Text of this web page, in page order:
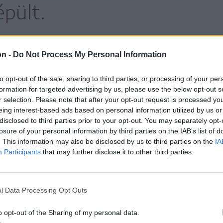
- Do Not Process My Personal Information
opt-out of the sale, sharing to third parties, or processing of your
for targeted advertising by us, please use the below opt-out
selection. Please note that after your opt-out request is processed
interest-based ads based on personal information utilized by us
to third parties prior to your opt-out. You may separately
of your personal information by third parties on the IAB’s list of
This information may also be disclosed by us to third parties on the
Participants that may further disclose it to other third parties.
Data Processing Opt Outs
opt-out of the Sharing of my personal data.
mai formáját 1833-ban nyerte el, ekkor
épületet. Biró Attila unitárius lelkésztől
derekán a templomot
szószékkoronával
az úrasztala is
való.